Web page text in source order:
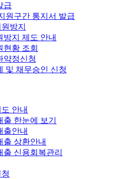
급
원구간 통지서 발급
방지
방지 제도 안내
현황 조회
약정신청
및 채무승인 신청
안내
출 한눈에 보기
출안내
출 상환안내
출 신용회복관리